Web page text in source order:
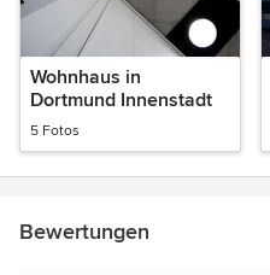
Wohnhaus in
Dortmund Innenstadt
5 Fotos
Bewertungen